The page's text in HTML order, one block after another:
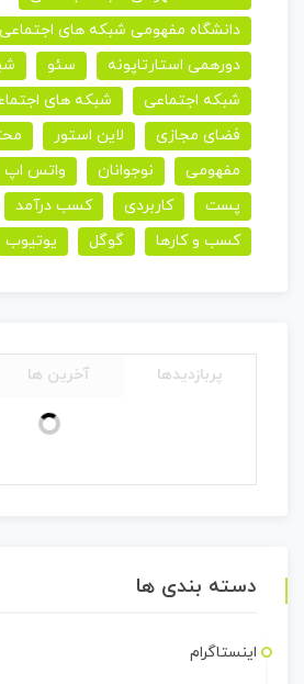
دانشگاه مفهومی شبکه های اجتماعی
دورهمی استارتاپونه
سئو
شبکه اجتماعی
شبکه های
فضای مجازی
لاین استور
مفهومی
نوجوانان واتس اپ
پست
کاربردی کسب درآمد
کسب و کارها
گوگل یوتیوب
پربازدیدها آخرین ها
دسته بندی ها
اینستاگرام